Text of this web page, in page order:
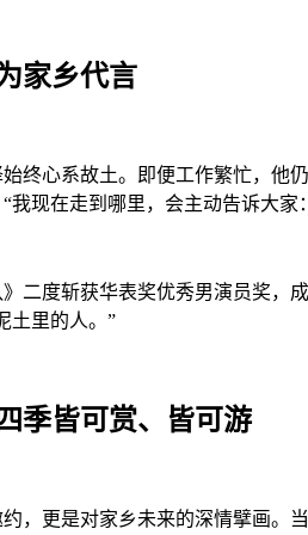
家乡代言
终心系故土。即便工作繁忙，他
我现在走到哪里，会主动告诉大
二度斩获华表奖优秀男演员奖
土里的人。”
季皆可赏、皆可游
，更是对家乡未来的深情擘画。